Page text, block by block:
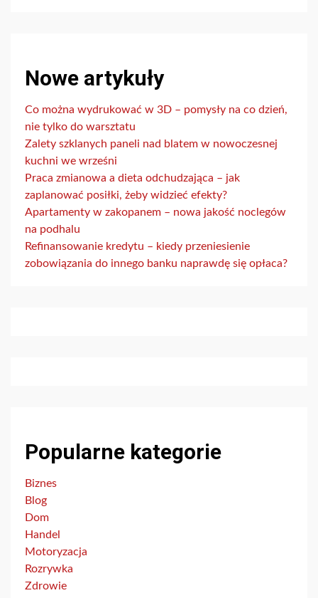
Nowe artykuły
Co można wydrukować w 3D – pomysły na co dzień,
nie tylko do warsztatu
Zalety szklanych paneli nad blatem w nowoczesnej
kuchni we wrześni
Praca zmianowa a dieta odchudzająca – jak
zaplanować posiłki, żeby widzieć efekty?
Apartamenty w zakopanem – nowa jakość noclegów
na podhalu
Refinansowanie kredytu – kiedy przeniesienie
zobowiązania do innego banku naprawdę się opłaca?
Popularne kategorie
Biznes
Blog
Dom
Handel
Motoryzacja
Rozrywka
Zdrowie